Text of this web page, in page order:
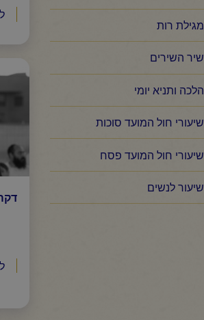
מגילת רות
שיר השירים
הלכה ותניא יומי
שיעורי חול המועד סוכות
שיעורי חול המועד פסח
שיעור לנשים